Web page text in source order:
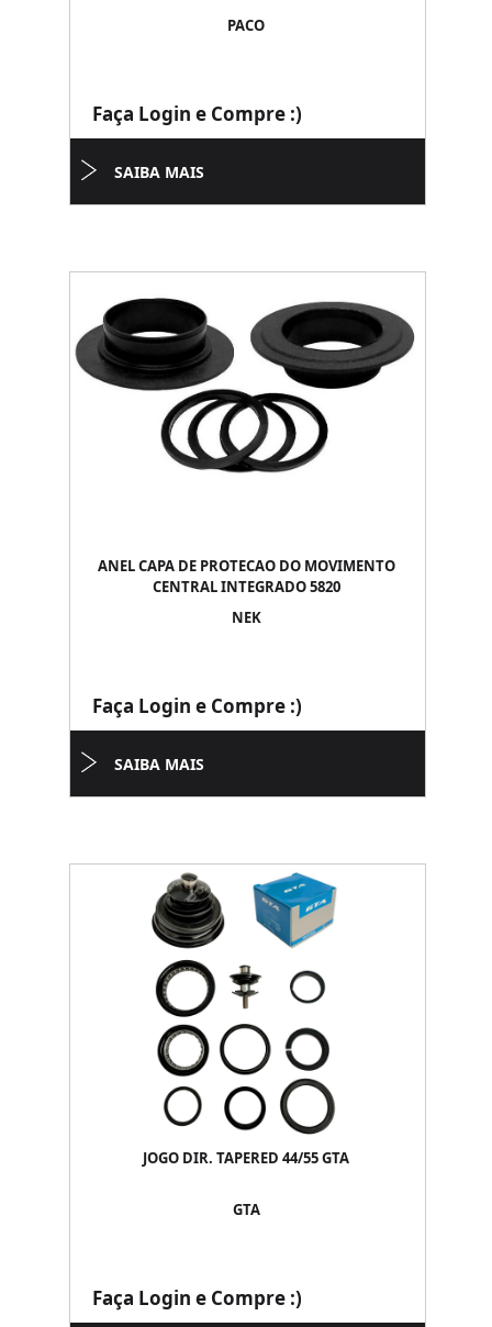
PACO
Faça Login e Compre :)
SAIBA MAIS
ANEL CAPA DE PROTECAO DO MOVIMENTO
CENTRAL INTEGRADO 5820
NEK
Faça Login e Compre :)
SAIBA MAIS
JOGO DIR. TAPERED 44/55 GTA
GTA
Faça Login e Compre :)